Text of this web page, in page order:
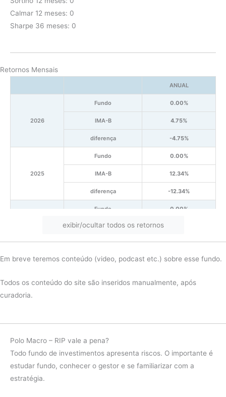
Calmar 12 meses: 0
Sharpe 36 meses: 0
Retornos Mensais
ANUAL
2026
Fundo 0.00%
IMA-B 4.75%
diferença -4.75%
2025
Fundo 0.00%
IMA-B 12.34%
diferença -12.34%
Fundo 0.00%
IMA-B
diferença 2.02%
2023
Fundo 0.00%
IMA-B 16.13%
diferença -14.61%
Fundo 3.67%
exibir/ocultar todos os retornos
Em breve teremos conteúdo (video, podcast etc.) sobre esse fundo.
Todos os conteúdo do site são inseridos manualmente, após
curadoria.
Polo Macro – RIP vale a pena?
Todo fundo de investimentos apresenta riscos. O importante é
estudar fundo, conhecer o gestor e se familiarizar com a
estratégia.